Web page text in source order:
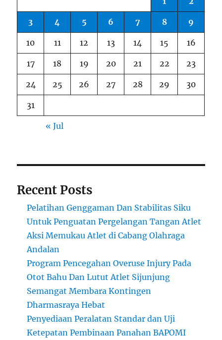
3 4 5 6 7 8 9
10 11 12 13 14 15 16
17 18 19 20 21 22 23
24 25 26 27 28 29 30
31
« Jul
Recent Posts
Pelatihan Genggaman Dan Stabilitas Siku
Untuk Penguatan Pergelangan Tangan Atlet
Aksi Memukau Atlet di Cabang Olahraga
Andalan
Program Pencegahan Overuse Injury Pada
Otot Bahu Dan Lutut Atlet Sijunjung
Semangat Membara Kontingen
Dharmasraya Hebat
Penyediaan Peralatan Standar dan Uji
Ketepatan Pembinaan Panahan BAPOMI